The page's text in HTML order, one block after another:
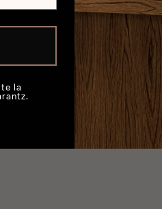
la